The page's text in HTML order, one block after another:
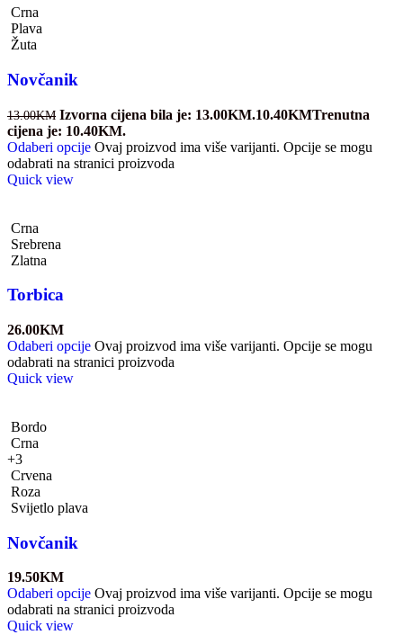
Crna
Plava
Žuta
Novčanik
13.00KM Izvorna cijena bila je: 13.00KM.10.40KMTrenutna
cijena je: 10.40KM.
Odaberi opcije Ovaj proizvod ima više varijanti. Opcije se mogu
odabrati na stranici proizvoda
Quick view
Crna
Srebrena
Zlatna
Torbica
26.00KM
Odaberi opcije Ovaj proizvod ima više varijanti. Opcije se mogu
odabrati na stranici proizvoda
Quick view
Bordo
Crna
+3
Crvena
Roza
Svijetlo plava
Novčanik
19.50KM
Odaberi opcije Ovaj proizvod ima više varijanti. Opcije se mogu
odabrati na stranici proizvoda
Quick view